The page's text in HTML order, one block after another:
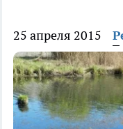
25 апреля 2015